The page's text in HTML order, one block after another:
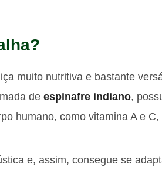
muito nutritiva e bastante
de espinafre indiano,
humano, como vitamina A e
e, assim, consegue se